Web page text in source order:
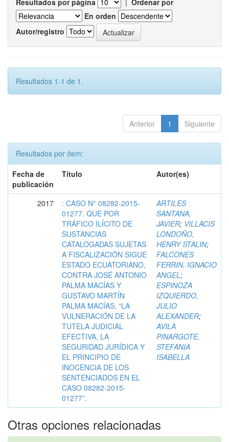
Resultados por página | Ordenar por
En orden
Autor/registro
Resultados 1-1 de 1.
Anterior 1 Siguiente
Resultados por ítem:
Fecha de
publicación
Título Autor(es)
2017
: CASO N° 08282-2015-
01277. QUE POR
TRÁFICO ILÍCITO DE
SUSTANCIAS
CATALOGADAS SUJETAS
A FISCALIZACIÓN SIGUE
ESTADO ECUATORIANO,
CONTRA JOSÉ ANTONIO
PALMA MACÍAS Y
GUSTAVO MARTÍN
PALMA MACÍAS, “LA
VULNERACIÓN DE LA
TUTELA JUDICIAL
EFECTIVA, LA
SEGURIDAD JURÍDICA Y
EL PRINCIPIO DE
INOCENCIA DE LOS
SENTENCIADOS EN EL
CASO 08282-2015-
01277”.
ARTILES
SANTANA,
JAVIER; VILLACIS
LONDOÑO,
HENRY STALIN;
FALCONES
FERRIN, IGNACIO
ANGEL;
ESPINOZA
IZQUIERDO,
JULIO
ALEXANDER;
AVILA
PINARGOTE,
STEFANIA
ISABELLA
Otras opciones relacionadas